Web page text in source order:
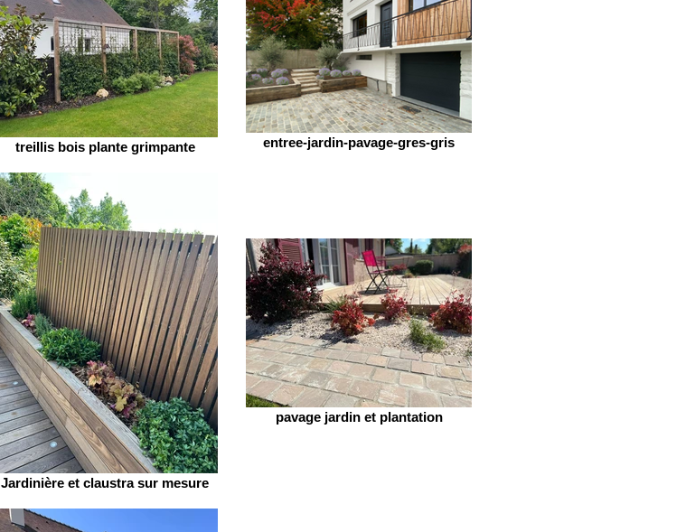
treillis bois plante grimpante entree-jardin-pavage-gres-gris
Jardinière et claustra sur mesure
pavage jardin et plantation